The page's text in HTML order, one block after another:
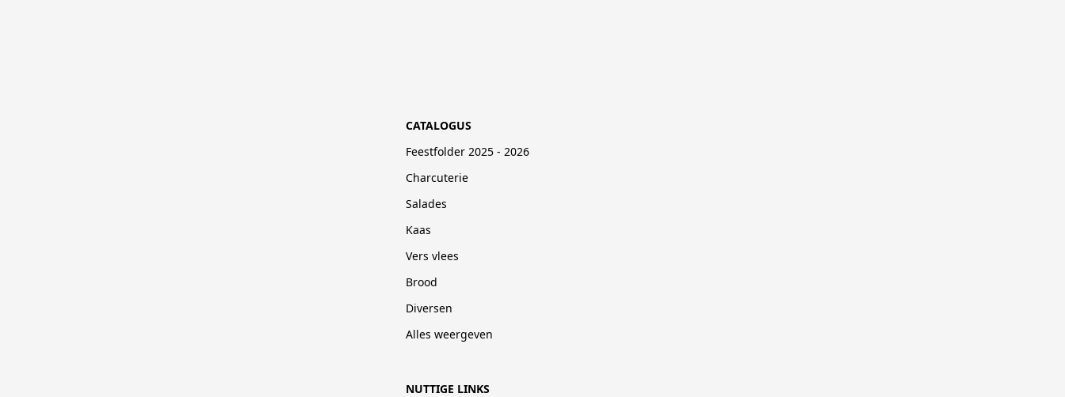
CATALOGUS
Feestfolder 2025 - 2026
Charcuterie
Salades
Kaas
Vers vlees
Brood
Diversen
Alles weergeven
NUTTIGE LINKS